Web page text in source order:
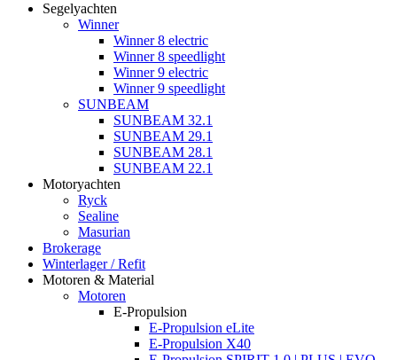
Segelyachten
Winner
Winner 8 electric
Winner 8 speedlight
Winner 9 electric
Winner 9 speedlight
SUNBEAM
SUNBEAM 32.1
SUNBEAM 29.1
SUNBEAM 28.1
SUNBEAM 22.1
Motoryachten
Ryck
Sealine
Masurian
Brokerage
Winterlager / Refit
Motoren & Material
Motoren
E-Propulsion
E-Propulsion eLite
E-Propulsion X40